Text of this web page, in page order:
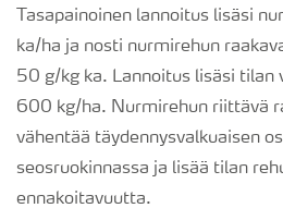
Tasapainoinen lannoitus lisäsi
ka/ha ja nosti nurmirehun
50 g/kg ka. Lannoitus lisäsi tilan
600 kg/ha. Nurmirehun riittävä
vähentää täydennysvalkuaisen
seosruokinnassa ja lisää tilan
ennakoitavuutta.